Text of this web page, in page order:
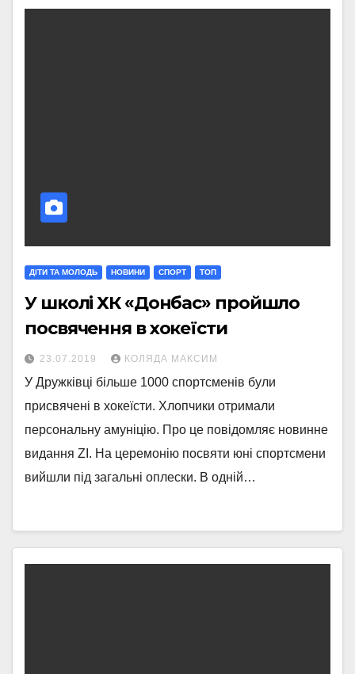
ДІТИ ТА МОЛОДЬ НОВИНИ СПОРТ ТОП
У школі ХК «Донбас» пройшло
посвячення в хокеїсти
23.07.2019 КОЛЯДА МАКСИМ
У Дружківці більше 1000 спортсменів були
присвячені в хокеїсти. Хлопчики отримали
персональну амуніцію. Про це повідомляє новинне
видання ZI. На церемонію посвяти юні спортсмени
вийшли під загальні оплески. В одній…